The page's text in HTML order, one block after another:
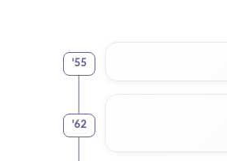
55
'
62
'